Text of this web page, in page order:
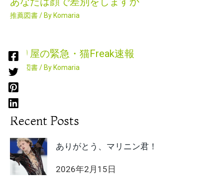
推薦図書/ By Komaria
困り屋の緊急・猫Freak速報
推薦図書/ By Komaria
Recent Posts
ありがとう、マリニン君！
2026年2月15日